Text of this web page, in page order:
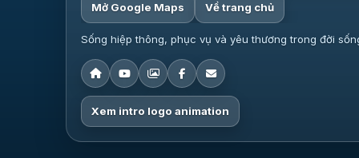
Mở Google Maps Về trang chủ
Sống hiệp thông, phục vụ và yêu thương trong đời
Xem intro logo animation